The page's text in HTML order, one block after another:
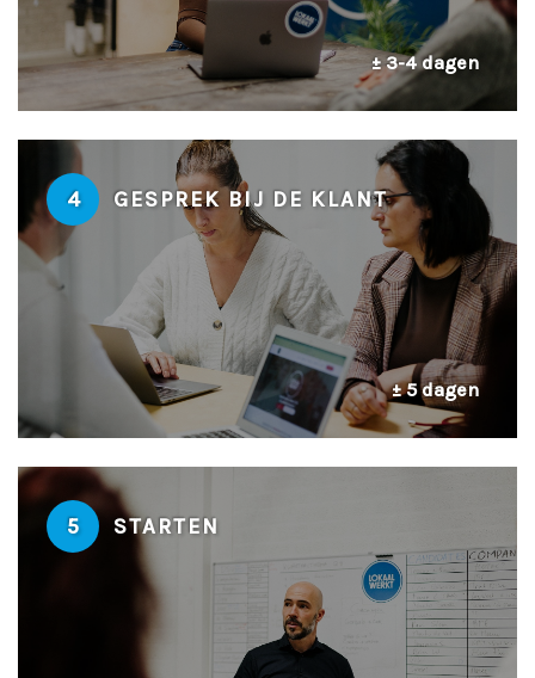
± 3-4 dagen
4 GESPREK BIJ DE KLANT
± 5 dagen
5 STARTEN